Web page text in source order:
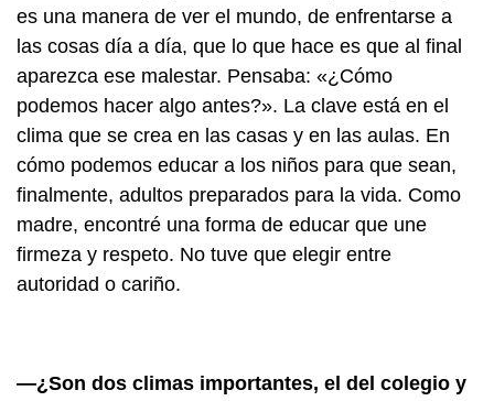
es una manera de ver el mundo, de enfrentarse a
las cosas día a día, que lo que hace es que al final
aparezca ese malestar. Pensaba: «¿Cómo
podemos hacer algo antes?». La clave está en el
clima que se crea en las casas y en las aulas. En
cómo podemos educar a los niños para que sean,
finalmente, adultos preparados para la vida. Como
madre, encontré una forma de educar que une
firmeza y respeto. No tuve que elegir entre
autoridad o cariño.
—¿Son dos climas importantes, el del colegio y